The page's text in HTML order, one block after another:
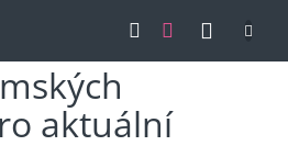
aktuální